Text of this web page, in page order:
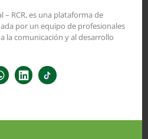
– RCR, es una plataforma de
por un equipo de profesionales
la comunicación y al desarrollo